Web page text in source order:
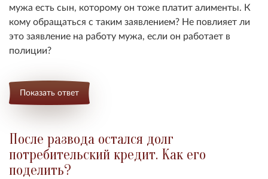
мужа есть сын, которому он тоже платит алименты. К
кому обращаться с таким заявлением? Не повлияет ли
это заявление на работу мужа, если он работает в
полиции?
Показать ответ
После развода остался долг
потребительский кредит. Как его
поделить?